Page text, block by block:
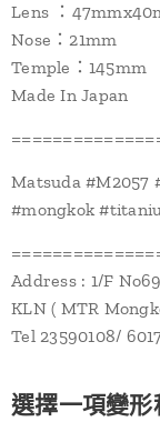
Lens ：
Nose：21mm
Temple：145mm
Made In Japan
Matsuda #M2057
#mongkok
Address : 1/F
KLN ( MTR
Tel 23590108/
選擇一項變形